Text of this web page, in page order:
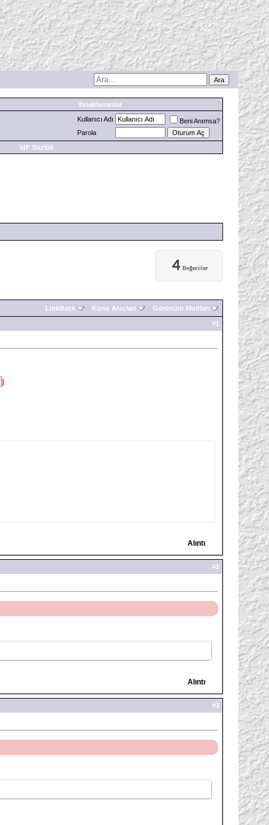
Yasaklananlar
Kullanıcı Adı
Beni Anımsa?
Parola
IdF Sözlük
4 Beğeniler
LinkBack Konu Araçları Görünüm Modları
#1
]
Alıntı
#2
Alıntı
#3